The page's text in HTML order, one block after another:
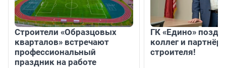
Строители «Образцовых
кварталов» встречают
профессиональный
праздник на работе
ГК «Едино»
коллег и
строителя!